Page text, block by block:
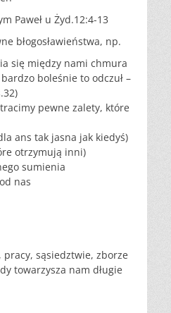
Paweł u Żyd.12:4-13
błogosławieństwa, np.
się między nami chmura
boleśnie to odczuł –
pewne zalety, które
ans tak jasna jak kiedyś)
otrzymują inni)
sumienia
nas
sąsiedztwie, zborze
towarzysza nam długie